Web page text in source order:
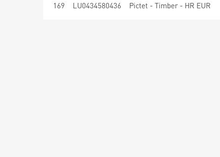
169 LU0434580436 Pictet - Timber - HR EUR